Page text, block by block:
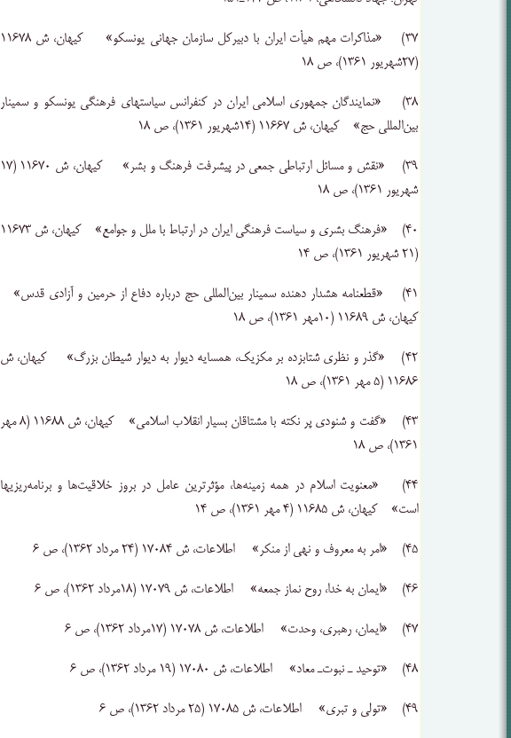
۳۷) «مذاکرات ‌مهم ‌هیأت‌ ایران ‌با دبیرکل ‌سازمان ‌جهانی ‌یونسکو» کیهان‌، ش ۱۱۶۷۸
‌(۲۷شهریور ۱۳۶۱)، ص ۱۸‌
۳۸) «نمایندگان ‌جمهوری‌ اسلامی‌ ایران ‌در کنفرانس‌ سیاستهای ‌فرهنگی‌ یونسکو و سمینار
بین‌المللی ‌حج‌» کیهان‌، ش ۱۱۶۶۷ ‌(۱۴شهریور ۱۳۶۱)، ص ۱۸‌
۳۹) «نقش‌ و مسائل ‌ارتباطی ‌جمعی‌ در پیشرفت ‌فرهنگ ‌و بشر» کیهان‌، ش ۱۱۶۷۰ ‌(۱۷
شهریور ۱۳۶۱)، ص ۱۸‌
۴۰) «فرهنگ‌ بشری‌ و سیاست‌ فرهنگی ‌ایران ‌در ارتباط ‌با ملل ‌و جوامع‌» کیهان‌، ش ۱۱۶۷۳
‌(۲۱ شهریور ۱۳۶۱)، ص ۱۴‌
۴۱) «قطعنامه ‌هشدار دهنده ‌سمینار بین‌المللی ‌حج ‌درباره ‌دفاع ‌از حرمین‌ و آزادی ‌قدس‌»
کیهان‌، ش ۱۱۶۸۹ ‌(۱۰مهر ۱۳۶۱)، ص ۱۸‌
۴۲) «گذر و نظری ‌شتابزده ‌بر مکزیک‌، همسایه ‌دیوار به ‌دیوار شیطان ‌بزرگ‌» کیهان‌، ش
۱۱۶۸۶ ‌(۵ مهر ۱۳۶۱)، ص ۱۸‌
۴۳) «گفت‌ و شنودی ‌پر نکته ‌با مشتاقان ‌بسیار انقلاب ‌اسلامی‌» کیهان‌، ش ۱۱۶۸۸ ‌(۸ مهر
۱۳۶۱)، ص ۱۸‌
۴۴) «معنویت ‌اسلام ‌در همه‌ زمینه‌ها، مؤثرترین ‌عامل ‌در بروز خلاقیت‌ها و برنامه‌ریزیها
است‌» کیهان‌، ش ۱۱۶۸۵ ‌(۴ مهر ۱۳۶۱)، ص ۱۴‌
۴۵) «امر به ‌معروف ‌و نهی ‌از منکر» اطلاعات‌، ش ۱۷۰۸۴ ‌(۲۴ مرداد ۱۳۶۲)، ص ۶‌
۴۶) «ایمان ‌به ‌خدا، روح‌ نماز جمعه‌» اطلاعات‌، ش ۱۷۰۷۹ ‌(۱۸مرداد ۱۳۶۲)، ص ۶‌
۴۷) «ایمان‌، رهبری‌، وحدت‌» اطلاعات‌، ش ۱۷۰۷۸ ‌(۱۷مرداد ۱۳۶۲)، ص ۶‌
۴۸) «توحید ـ نبوت‌ـ معاد» اطلاعات‌، ش ۱۷۰۸۰ ‌(۱۹ مرداد ۱۳۶۲)، ص ۶‌
۴۹) «تولی ‌و تبری‌» اطلاعات‌، ش ۱۷۰۸۵ ‌(۲۵ مرداد ۱۳۶۲)، ص‌ ۶